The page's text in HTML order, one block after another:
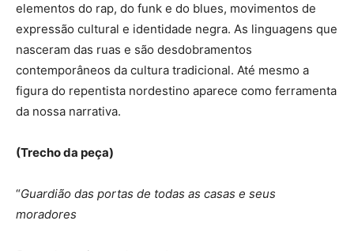
elementos do rap, do funk e do blues, movimentos de
expressão cultural e identidade negra. As linguagens que
nasceram das ruas e são desdobramentos
contemporâneos da cultura tradicional. Até mesmo a
figura do repentista nordestino aparece como ferramenta
da nossa narrativa.
(Trecho da peça)
“Guardião das portas de todas as casas e seus
moradores